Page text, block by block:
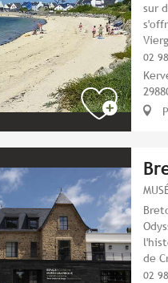
sur
02
de
02